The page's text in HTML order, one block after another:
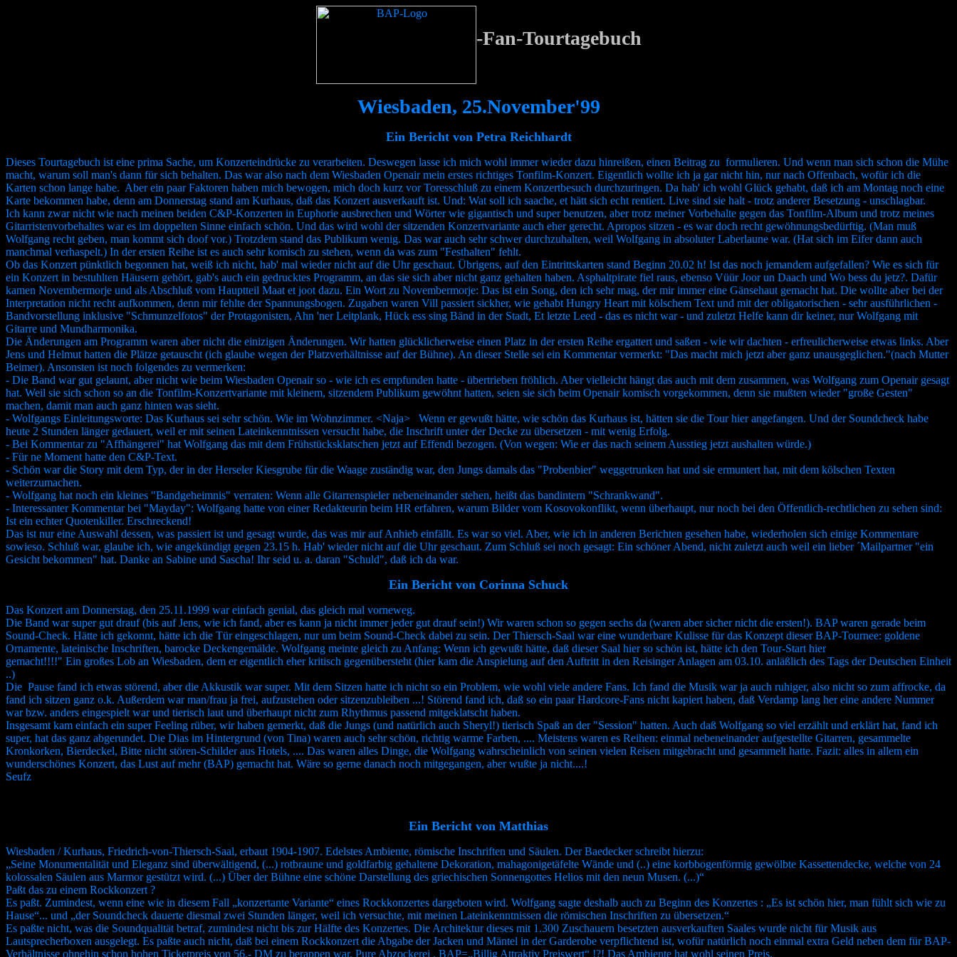
-Fan-Tourtagebuch
Wiesbaden, 25.November'99
Ein Bericht von Petra Reichhardt
Dieses Tourtagebuch ist eine prima Sache, um Konzerteindrücke zu verarbeiten. Deswegen lasse ich mich wohl immer wieder dazu hinreißen, einen Beitrag zu formulieren. Und wenn man sich schon die Mühe
macht, warum soll man's dann für sich behalten. Das war also nach dem Wiesbaden Openair mein erstes richtiges Tonfilm-Konzert. Eigentlich wollte ich ja gar nicht hin, nur nach Offenbach, wofür ich die
Karten schon lange habe. Aber ein paar Faktoren haben mich bewogen, mich doch kurz vor Toresschluß zu einem Konzertbesuch durchzuringen. Da hab' ich wohl Glück gehabt, daß ich am Montag noch eine
Karte bekommen habe, denn am Donnerstag stand am Kurhaus, daß das Konzert ausverkauft ist. Und: Wat soll ich saache, et hätt sich echt rentiert. Live sind sie halt - trotz anderer Besetzung - unschlagbar.
Ich kann zwar nicht wie nach meinen beiden C&P-Konzerten in Euphorie ausbrechen und Wörter wie gigantisch und super benutzen, aber trotz meiner Vorbehalte gegen das Tonfilm-Album und trotz meines
Gitarristenvorbehaltes war es im doppelten Sinne einfach schön. Und das wird wohl der sitzenden Konzertvariante auch eher gerecht. Apropos sitzen - es war doch recht gewöhnungsbedürftig. (Man muß
Wolfgang recht geben, man kommt sich doof vor.) Trotzdem stand das Publikum wenig. Das war auch sehr schwer durchzuhalten, weil Wolfgang in absoluter Laberlaune war. (Hat sich im Eifer dann auch
manchmal verhaspelt.) In der ersten Reihe ist es auch sehr komisch zu stehen, wenn da was zum "Festhalten" fehlt.
Ob das Konzert pünktlich begonnen hat, weiß ich nicht, hab' mal wieder nicht auf die Uhr geschaut. Übrigens, auf den Eintrittskarten stand Beginn 20.02 h! Ist das noch jemandem aufgefallen? Wie es sich für
ein Konzert in bestuhlten Häusern gehört, gab's auch ein gedrucktes Programm, an das sie sich aber nicht ganz gehalten haben. Asphaltpirate fiel raus, ebenso Vüür Joor un Daach und Wo bess du jetz?. Dafür
kamen Novembermorje und als Abschluß vom Hauptteil Maat et joot dazu. Ein Wort zu Novembermorje: Das ist ein Song, den ich sehr mag, der mir immer eine Gänsehaut gemacht hat. Die wollte aber bei der
Interpretation nicht recht aufkommen, denn mir fehlte der Spannungsbogen. Zugaben waren Vill passiert sickher, wie gehabt Hungry Heart mit kölschem Text und mit der obligatorischen - sehr ausführlichen -
Bandvorstellung inklusive "Schmunzelfotos" der Protagonisten, Ahn 'ner Leitplank, Hück ess sing Bänd in der Stadt, Et letzte Leed - das es nicht war - und zuletzt Helfe kann dir keiner, nur Wolfgang mit
Gitarre und Mundharmonika.
Die Änderungen am Programm waren aber nicht die einizigen Änderungen. Wir hatten glücklicherweise einen Platz in der ersten Reihe ergattert und saßen - wie wir dachten - erfreulicherweise etwas links. Aber
Jens und Helmut hatten die Plätze getauscht (ich glaube wegen der Platzverhältnisse auf der Bühne). An dieser Stelle sei ein Kommentar vermerkt: "Das macht mich jetzt aber ganz unausgeglichen."(nach Mutter
Beimer). Ansonsten ist noch folgendes zu vermerken:
- Die Band war gut gelaunt, aber nicht wie beim Wiesbaden Openair so - wie ich es empfunden hatte - übertrieben fröhlich. Aber vielleicht hängt das auch mit dem zusammen, was Wolfgang zum Openair gesagt
hat. Weil sie sich schon so an die Tonfilm-Konzertvariante mit kleinem, sitzendem Publikum gewöhnt hatten, seien sie sich beim Openair komisch vorgekommen, denn sie mußten wieder "große Gesten"
machen, damit man auch ganz hinten was sieht.
- Wolfgangs Einleitungsworte: Das Kurhaus sei sehr schön. Wie im Wohnzimmer. <Naja> Wenn er gewußt hätte, wie schön das Kurhaus ist, hätten sie die Tour hier angefangen. Und der Soundcheck habe
heute 2 Stunden länger gedauert, weil er mit seinen Lateinkenntnissen versucht habe, die Inschrift unter der Decke zu übersetzen - mit wenig Erfolg.
- Bei Kommentar zu "Affhängerei" hat Wolfgang das mit dem Frühstücksklatschen jetzt auf Effendi bezogen. (Von wegen: Wie er das nach seinem Ausstieg jetzt aushalten würde.)
- Für ne Moment hatte den C&P-Text.
- Schön war die Story mit dem Typ, der in der Herseler Kiesgrube für die Waage zuständig war, den Jungs damals das "Probenbier" weggetrunken hat und sie ermuntert hat, mit dem kölschen Texten
weiterzumachen.
- Wolfgang hat noch ein kleines "Bandgeheimnis" verraten: Wenn alle Gitarrenspieler nebeneinander stehen, heißt das bandintern "Schrankwand".
- Interessanter Kommentar bei "Mayday": Wolfgang hatte von einer Redakteurin beim HR erfahren, warum Bilder vom Kosovokonflikt, wenn überhaupt, nur noch bei den Öffentlich-rechtlichen zu sehen sind:
Ist ein echter Quotenkiller. Erschreckend!
Das ist nur eine Auswahl dessen, was passiert ist und gesagt wurde, das was mir auf Anhieb einfällt. Es war so viel. Aber, wie ich in anderen Berichten gesehen habe, wiederholen sich einige Kommentare
sowieso. Schluß war, glaube ich, wie angekündigt gegen 23.15 h. Hab' wieder nicht auf die Uhr geschaut. Zum Schluß sei noch gesagt: Ein schöner Abend, nicht zuletzt auch weil ein lieber ´Mailpartner "ein
Gesicht bekommen" hat. Danke an Sabine und Sascha! Ihr seid u. a. daran "Schuld", daß ich da war.
Ein Bericht von Corinna Schuck
Das Konzert am Donnerstag, den 25.11.1999 war einfach genial, das gleich mal vorneweg.
Die Band war super gut drauf (bis auf Jens, wie ich fand, aber es kann ja nicht immer jeder gut drauf sein!) Wir waren schon so gegen sechs da (waren aber sicher nicht die ersten!). BAP waren gerade beim
Sound-Check. Hätte ich gekonnt, hätte ich die Tür eingeschlagen, nur um beim Sound-Check dabei zu sein. Der Thiersch-Saal war eine wunderbare Kulisse für das Konzept dieser BAP-Tournee: goldene
Ornamente, lateinische Inschriften, barocke Deckengemälde. Wolfgang meinte gleich zu Anfang: Wenn ich gewußt hätte, daß dieser Saal hier so schön ist, hätte ich den Tour-Start hier
gemacht!!!!" Ein großes Lob an Wiesbaden, dem er eigentlich eher kritisch gegenübersteht (hier kam die Anspielung auf den Auftritt in den Reisinger Anlagen am 03.10. anläßlich des Tags der Deutschen Einheit
..)
Die Pause fand ich etwas störend, aber die Akkustik war super. Mit dem Sitzen hatte ich nicht so ein Problem, wie wohl viele andere Fans. Ich fand die Musik war ja auch ruhiger, also nicht so zum affrocke, da
fand ich sitzen ganz o.k. Außerdem war man/frau ja frei, aufzustehen oder sitzenzubleiben ...! Störend fand ich, daß so ein paar Hardcore-Fans nicht kapiert haben, daß Verdamp lang her eine andere Nummer
war bzw. anders eingespielt war und tierisch laut und überhaupt nicht zum Rhythmus passend mitgeklatscht haben.
Insgesamt kam einfach ein super Feeling rüber, wir haben gemerkt, daß die Jungs (und natürlich auch Sheryl!) tierisch Spaß an der "Session" hatten. Auch daß Wolfgang so viel erzählt und erklärt hat, fand ich
super, hat das ganz abgerundet. Die Dias im Hintergrund (von Tina) waren auch sehr schön, richtig warme Farben, .... Meistens waren es Reihen: einmal nebeneinander aufgestellte Gitarren, gesammelte
Kronkorken, Bierdeckel, Bitte nicht stören-Schilder aus Hotels, .... Das waren alles Dinge, die Wolfgang wahrscheinlich von seinen vielen Reisen mitgebracht und gesammelt hatte. Fazit: alles in allem ein
wunderschönes Konzert, das Lust auf mehr (BAP) gemacht hat. Wäre so gerne danach noch mitgegangen, aber wußte ja nicht....!
Seufz
Ein Bericht von Matthias
Wiesbaden / Kurhaus, Friedrich-von-Thiersch-Saal, erbaut 1904-1907. Edelstes Ambiente, römische Inschriften und Säulen. Der Baedecker schreibt hierzu:
„Seine Monumentalität und Eleganz sind überwältigend, (...) rotbraune und goldfarbig gehaltene Dekoration, mahagonigetäfelte Wände und (..) eine korbbogenförmig gewölbte Kassettendecke, welche von 24
kolossalen Säulen aus Marmor gestützt wird. (...) Über der Bühne eine schöne Darstellung des griechischen Sonnengottes Helios mit den neun Musen. (...)“
Paßt das zu einem Rockkonzert ?
Es paßt. Zumindest, wenn eine wie in diesem Fall „konzertante Variante“ eines Rockkonzertes dargeboten wird. Wolfgang sagte deshalb auch zu Beginn des Konzertes : „Es ist schön hier, man fühlt sich wie zu
Hause“... und „der Soundcheck dauerte diesmal zwei Stunden länger, weil ich versuchte, mit meinen Lateinkenntnissen die römischen Inschriften zu übersetzen.“
Es paßte nicht, was die Soundqualität betraf, zumindest nicht bis zur Hälfte des Konzertes. Die Architektur dieses mit 1.300 Zuschauern besetzten ausverkauften Saales wurde nicht für Musik aus
Lautsprecherboxen ausgelegt. Es paßte auch nicht, daß bei einem Rockkonzert die Abgabe der Jacken und Mäntel in der Garderobe verpflichtend ist, wofür natürlich noch einmal extra Geld neben dem für BAP-
Verhältnisse ohnehin schon hohen Ticketpreis von 56,- DM zu berappen war. Pure Abzockerei . BAP=„Billig Attraktiv Preiswert“ !?! Das Ambiente hat wohl seinen Preis.